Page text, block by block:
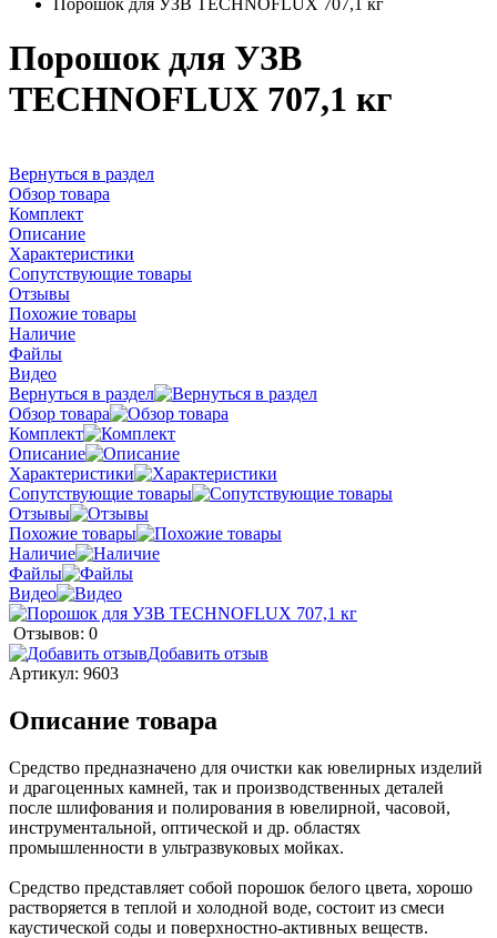
Порошок для УЗВ TECHNOFLUX 707,1 кг
Порошок для УЗВ
TECHNOFLUX 707,1 кг
Вернуться в раздел
Обзор товара
Комплект
Описание
Характеристики
Сопутствующие товары
Отзывы
Похожие товары
Наличие
Файлы
Видео
Вернуться в раздел
Обзор товара
Комплект
Описание
Характеристики
Сопутствующие товары
Отзывы
Похожие товары
Наличие
Файлы
Видео
Отзывов: 0
Добавить отзыв
Артикул: 9603
Описание товара
Средство предназначено для очистки как ювелирных изделий
и драгоценных камней, так и производственных деталей
после шлифования и полирования в ювелирной, часовой,
инструментальной, оптической и др. областях
промышленности в ультразвуковых мойках.
Средство представляет собой порошок белого цвета, хорошо
растворяется в теплой и холодной воде, состоит из смеси
каустической соды и поверхностно-активных веществ.